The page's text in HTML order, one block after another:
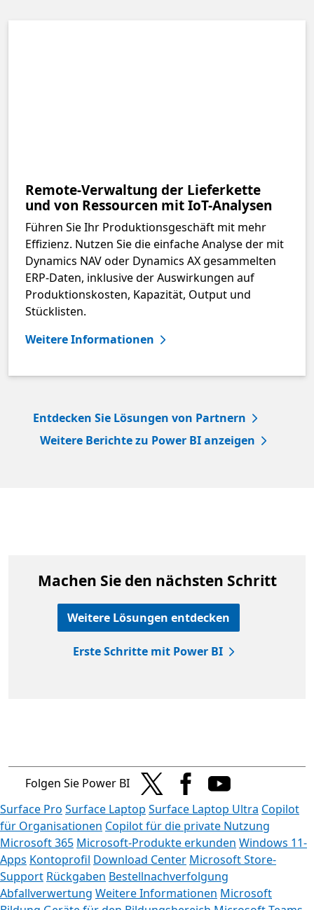
Remote-Verwaltung der Lieferkette
und von Ressourcen mit IoT-Analysen
Führen Sie Ihr Produktionsgeschäft mit mehr
Effizienz. Nutzen Sie die einfache Analyse der mit
Dynamics NAV oder Dynamics AX gesammelten
ERP-Daten, inklusive der Auswirkungen auf
Produktionskosten, Kapazität, Output und
Stücklisten.
Weitere Informationen
Entdecken Sie Lösungen von Partnern
Weitere Berichte zu Power BI anzeigen
Machen Sie den nächsten Schritt
Weitere Lösungen entdecken
Erste Schritte mit Power BI
Folgen Sie Power BI
Surface Pro Surface Laptop Surface Laptop Ultra Copilot
für Organisationen Copilot für die private Nutzung
Microsoft 365 Microsoft-Produkte erkunden Windows 11-
Apps Kontoprofil Download Center Microsoft Store-
Support Rückgaben Bestellnachverfolgung
Abfallverwertung Weitere Informationen Microsoft